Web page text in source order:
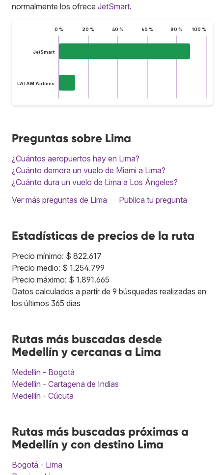
normalmente los ofrece JetSmart.
0 % 20 % 40 % 60 % 80 % 100 %
JetSmart
LATAM Airlines
Preguntas sobre Lima
¿Cuántos aeropuertos hay en Lima?
¿Cuánto demora un vuelo de Miami a Lima?
¿Cuánto dura un vuelo de Lima a Los Ángeles?
Ver más preguntas de Lima
Publica tu pregunta
Estadísticas de precios de la ruta
Precio mínimo: $ 822.617
Precio medio: $ 1.254.799
Precio máximo: $ 1.891.665
Datos calculados a partir de 9 búsquedas realizadas en
los últimos 365 días
Rutas más buscadas desde
Medellín y cercanas a Lima
Medellín - Bogotá
Medellín - Cartagena de Indias
Medellín - Cúcuta
Rutas más buscadas próximas a
Medellín y con destino Lima
Bogotá - Lima